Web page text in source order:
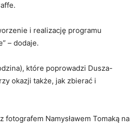
i realizację programu
– dodaje.
które poprowadzi Dusza-
okazji także, jak zbierać i
Namysławem Tomaką na